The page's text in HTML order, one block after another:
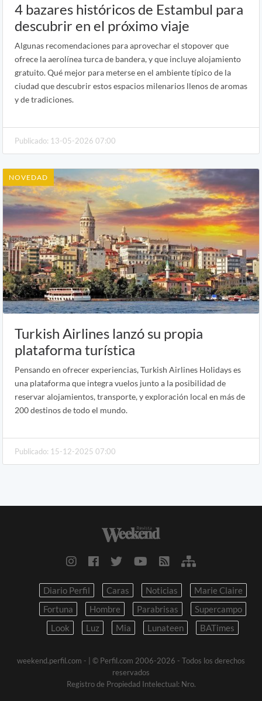
4 bazares históricos de Estambul para
descubrir en el próximo viaje
Algunas recomendaciones para aprovechar el stopover que
ofrece la aerolínea turca de bandera, y que incluye alojamiento
gratuito. Qué mejor para meterse en el ambiente típico de la
ciudad que descubrir estos espacios milenarios llenos de aromas
y de tradiciones.
Publicado: 13-05-2026 07:00
NOVEDAD
Turkish Airlines lanzó su propia
plataforma turística
Pensando en ofrecer experiencias, Turkish Airlines Holidays es
una plataforma que integra vuelos junto a la posibilidad de
reservar alojamientos, transporte, y exploración local en más de
200 destinos de todo el mundo.
Publicado: 15-12-2025 07:00
Diario Perfil Caras Noticias
Marie Claire
Fortuna
Hombre Parabrisas
Supercampo
Look
Luz Mia Lunateen BATimes
weekend.perfil.com -
| © Perfil.com 2006-2026 - Todos los derechos
reservados
Registro de Propiedad Intelectual: Nro.